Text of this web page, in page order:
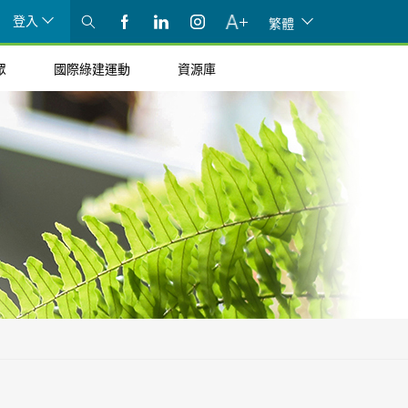
登入 繁體
國際綠建運動 資源庫